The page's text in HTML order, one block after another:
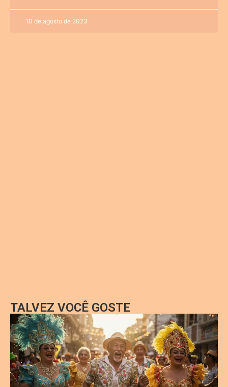
10 de agosto de 2023
TALVEZ VOCÊ GOSTE